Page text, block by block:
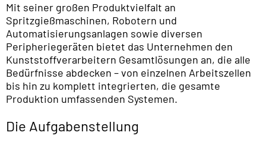
Mit seiner großen Produktvielfalt an
Spritzgießmaschinen, Robotern und
Automatisierungsanlagen sowie diversen
Peripheriegeräten bietet das Unternehmen den
Kunststoffverarbeitern Gesamtlösungen an, die alle
Bedürfnisse abdecken – von einzelnen Arbeitszellen
bis hin zu komplett integrierten, die gesamte
Produktion umfassenden Systemen.
Die Aufgabenstellung